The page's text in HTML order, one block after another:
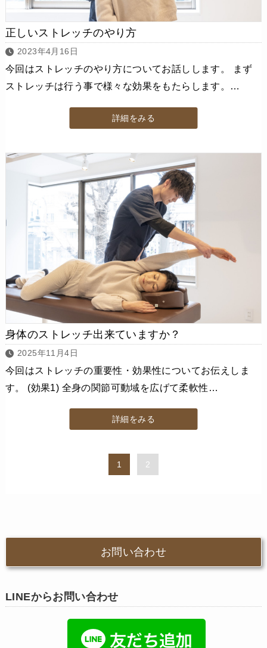
正しいストレッチのやり方
2023年4月16日
今回はストレッチのやり方についてお話しします。 まず
ストレッチは行う事で様々な効果をもたらします。…
詳細をみる
身体のストレッチ出来ていますか？
2025年11月4日
今回はストレッチの重要性・効果性についてお伝えしま
す。 (効果1) 全身の関節可動域を広げて柔軟性…
詳細をみる
1 2
お問い合わせ
LINEからお問い合わせ